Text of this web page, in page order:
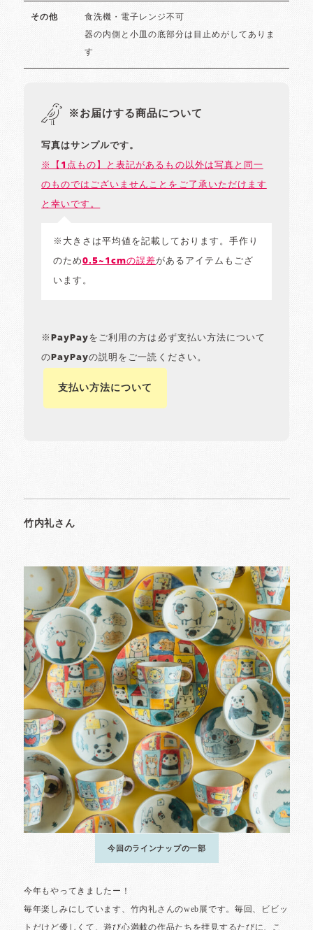
その他 食洗機・電子レンジ不可
器の内側と小皿の底部分は目止めがしてありま
す
※お届けする商品について
写真はサンプルです。
※【1点もの】と表記があるもの以外は写真と同一
のものではございませんことをご了承いただけます
と幸いです。
※大きさは平均値を記載しております。手作り
のため0.5~1cmの誤差があるアイテムもござ
います。
※PayPayをご利用の方は必ず支払い方法について
のPayPayの説明をご一読ください。
支払い方法について